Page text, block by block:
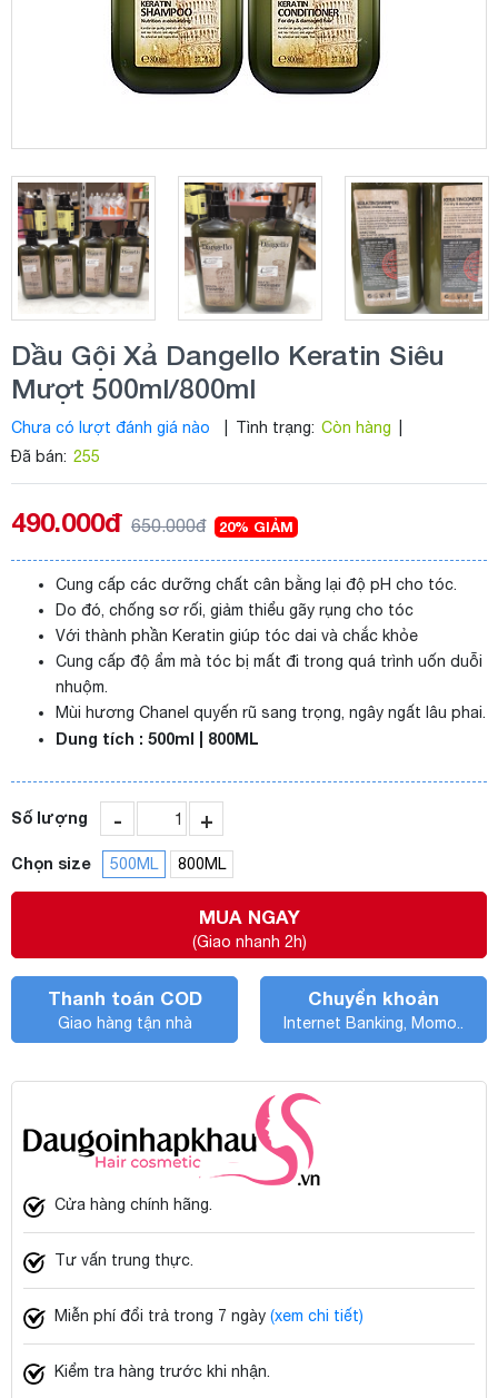
Dầu Gội Xả Dangello Keratin Siêu
Mượt 500ml/800ml
Chưa có lượt đánh giá nào Tình trạng: Còn hàng
Đã bán: 255
490.000đ 650.000đ 20% GIẢM
Cung cấp các dưỡng chất cân bằng lại độ pH cho tóc.
Do đó, chống sơ rối, giảm thiểu gãy rụng cho tóc
Với thành phần Keratin giúp tóc dai và chắc khỏe
Cung cấp độ ẩm mà tóc bị mất đi trong quá trình uốn duỗi
nhuộm.
Mùi hương Chanel quyến rũ sang trọng, ngây ngất lâu phai.
Dung tích : 500ml | 800ML
Số lượng - +
Chọn size 500ML 800ML
MUA NGAY
(Giao nhanh 2h)
Thanh toán COD
Giao hàng tận nhà
Chuyển khoản
Internet Banking, Momo..
Cửa hàng chính hãng.
Tư vấn trung thực.
Miễn phí đổi trả trong 7 ngày (xem chi tiết)
Kiểm tra hàng trước khi nhận.